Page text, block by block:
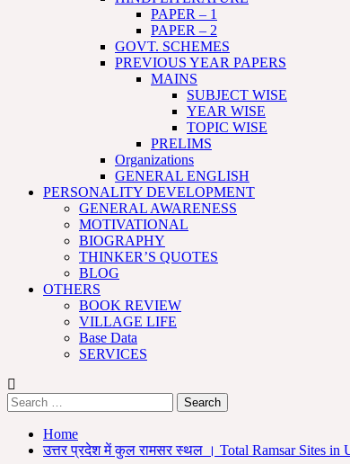
PAPER – 1
PAPER – 2
GOVT. SCHEMES
PREVIOUS YEAR PAPERS
MAINS
SUBJECT WISE
YEAR WISE
TOPIC WISE
PRELIMS
Organizations
GENERAL ENGLISH
PERSONALITY DEVELOPMENT
GENERAL AWARENESS
MOTIVATIONAL
BIOGRAPHY
THINKER’S QUOTES
BLOG
OTHERS
BOOK REVIEW
VILLAGE LIFE
Base Data
SERVICES
Search
for:
Home
उत्तर प्रदेश में कुल रामसर स्थल । Total Ramsar Sites in